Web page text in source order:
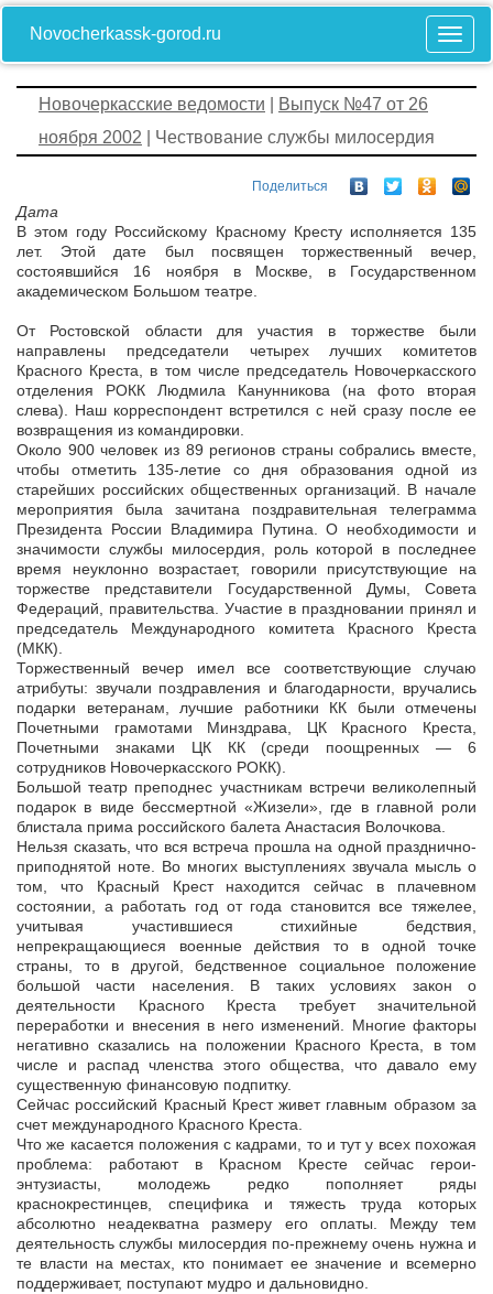
Novocherkassk-gorod.ru
Новочеркасские ведомости
Выпуск №47 от 26
ноября 2002 | Чествование службы милосердия
Поделиться
Дата
В этом году Российскому Красному Кресту исполняется 135
лет. Этой дате был посвящен торжественный вечер,
состоявшийся 16 ноября в Москве, в Государственном
академическом Большом театре.
От Ростовской области для участия в торжестве были
направлены председатели четырех лучших комитетов
Красного Креста, в том числе председатель Новочеркасского
отделения РОКК Людмила Канунникова (на фото вторая
слева). Наш корреспондент встретился с ней сразу после ее
возвращения из командировки.
Около 900 человек из 89 регионов страны собрались вместе,
чтобы отметить 135-летие со дня образования одной из
старейших российских общественных организаций. В начале
мероприятия была зачитана поздравительная телеграмма
Президента России Владимира Путина. О необходимости и
значимости службы милосердия, роль которой в последнее
время неуклонно возрастает, говорили присутствующие на
торжестве представители Государственной Думы, Совета
Федераций, правительства. Участие в праздновании принял и
председатель Международного комитета Красного Креста
(МКК).
Торжественный вечер имел все соответствующие случаю
атрибуты: звучали поздравления и благодарности, вручались
подарки ветеранам, лучшие работники КК были отмечены
Почетными грамотами Минздрава, ЦК Красного Креста,
Почетными знаками ЦК КК (среди поощренных — 6
сотрудников Новочеркасского РОКК).
Большой театр преподнес участникам встречи великолепный
подарок в виде бессмертной «Жизели», где в главной роли
блистала прима российского балета Анастасия Волочкова.
Нельзя сказать, что вся встреча прошла на одной празднично-
приподнятой ноте. Во многих выступлениях звучала мысль о
том, что Красный Крест находится сейчас в плачевном
состоянии, а работать год от года становится все тяжелее,
учитывая участившиеся стихийные бедствия,
непрекращающиеся военные действия то в одной точке
страны, то в другой, бедственное социальное положение
большой части населения. В таких условиях закон о
деятельности Красного Креста требует значительной
переработки и внесения в него изменений. Многие факторы
негативно сказались на положении Красного Креста, в том
числе и распад членства этого общества, что давало ему
существенную финансовую подпитку.
Сейчас российский Красный Крест живет главным образом за
счет международного Красного Креста.
Что же касается положения с кадрами, то и тут у всех похожая
проблема: работают в Красном Кресте сейчас герои-
энтузиасты, молодежь редко пополняет ряды
краснокрестинцев, специфика и тяжесть труда которых
абсолютно неадекватна размеру его оплаты. Между тем
деятельность службы милосердия по-прежнему очень нужна и
те власти на местах, кто понимает ее значение и всемерно
поддерживает, поступают мудро и дальновидно.